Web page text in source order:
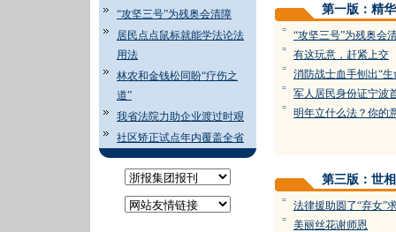
“攻坚三号”为残奥会清障
居民点点鼠标就能学法论法
用法
林农和金钱松同盼“疗伤之
道”
我省法院力助企业渡过时艰
社区矫正试点年内覆盖全省
第一版：精
= “攻坚三号”为残奥会
= 有这玩意，赶紧上交
= 消防战士血手刨出“生
= 军人居民身份证宁波
= 明年立什么法？你的
第三版：世相
= 法律援助圆了“弃女”
= 美丽丝花谢师恩